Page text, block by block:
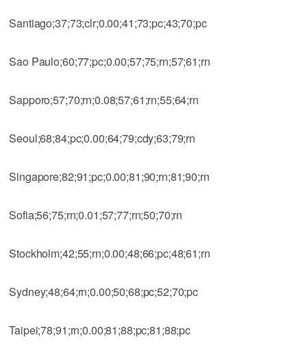
Santiago;37;73;clr;0.00;41;73;pc;43;70;pc
Sao Paulo;60;77;pc;0.00;57;75;rn;57;61;rn
Sapporo;57;70;rn;0.08;57;61;rn;55;64;rn
Seoul;68;84;pc;0.00;64;79;cdy;63;79;rn
Singapore;82;91;pc;0.00;81;90;rn;81;90;rn
Sofia;56;75;rn;0.01;57;77;rn;50;70;rn
Stockholm;42;55;rn;0.00;48;66;pc;48;61;rn
Sydney;48;64;rn;0.00;50;68;pc;52;70;pc
Taipei;78;91;rn;0.00;81;88;pc;81;88;pc